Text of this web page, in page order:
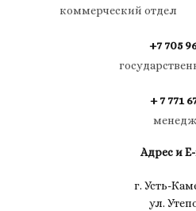
коммерческий отдел
+7 705
+ 7 771
Адрес и
г. Усть-
ул.